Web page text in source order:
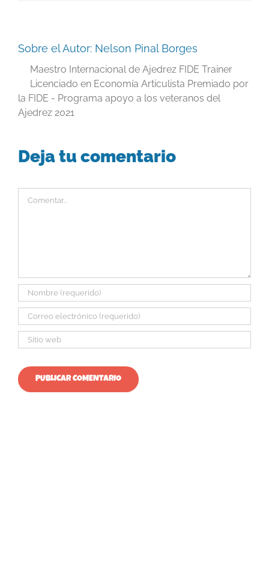
Sobre el Autor: Nelson Pinal Borges
Maestro Internacional de Ajedrez FIDE Trainer
Licenciado en Economía Articulista Premiado por
la FIDE - Programa apoyo a los veteranos del
Ajedrez 2021
Deja tu comentario